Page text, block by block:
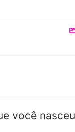
você nasceu